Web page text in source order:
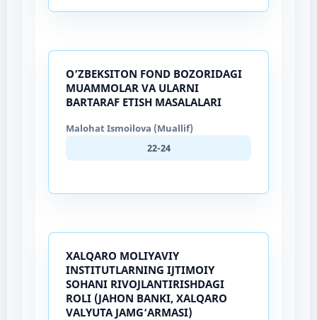
O’ZBEKSITON FOND BOZORIDAGI
MUAMMOLAR VA ULARNI
BARTARAF ETISH MASALALARI
Malohat Ismoilova (Muallif)
22-24
XALQARO MOLIYAVIY
INSTITUTLARNING IJTIMOIY
SOHANI RIVOJLANTIRISHDAGI
ROLI (JAHON BANKI, XALQARO
VALYUTA JAMG‘ARMASI)